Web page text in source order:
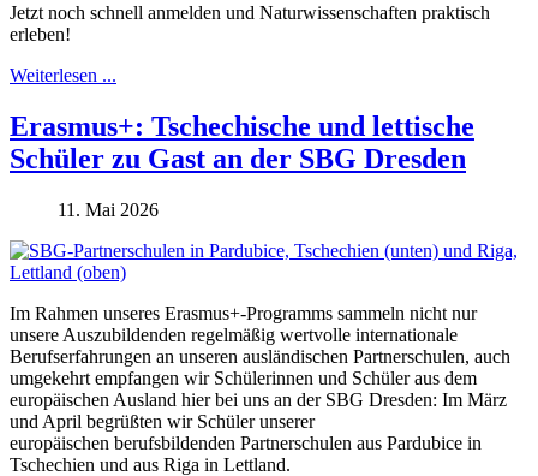
Jetzt noch schnell anmelden und Naturwissenschaften praktisch
erleben!
Weiterlesen ...
Erasmus+: Tschechische und lettische
Schüler zu Gast an der SBG Dresden
11. Mai 2026
Im Rahmen unseres Erasmus+-Programms sammeln nicht nur
unsere Auszubildenden regelmäßig wertvolle internationale
Berufserfahrungen an unseren ausländischen Partnerschulen, auch
umgekehrt empfangen wir Schülerinnen und Schüler aus dem
europäischen Ausland hier bei uns an der SBG Dresden: Im März
und April begrüßten wir Schüler unserer
europäischen berufsbildenden Partnerschulen aus Pardubice in
Tschechien und aus Riga in Lettland.